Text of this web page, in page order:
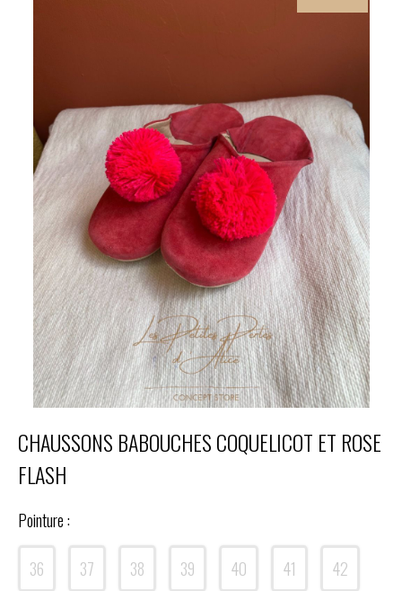
CHAUSSONS BABOUCHES COQUELICOT ET ROSE
FLASH
Pointure :
36 37 38 39 40 41 42